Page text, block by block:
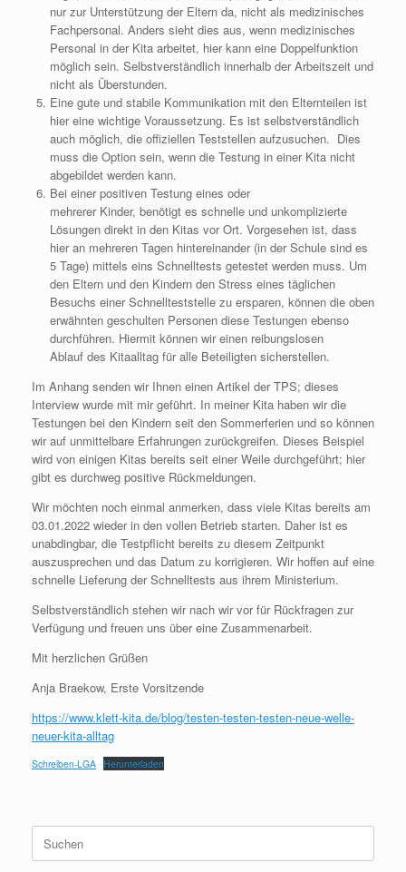
nur zur Unterstützung der Eltern da, nicht als medizinisches
Fachpersonal. Anders sieht dies aus, wenn medizinisches
Personal in der Kita arbeitet, hier kann eine Doppelfunktion
möglich sein. Selbstverständlich innerhalb der Arbeitszeit und
nicht als Überstunden.
Eine gute und stabile Kommunikation mit den Elternteilen ist
hier eine wichtige Voraussetzung. Es ist selbstverständlich
auch möglich, die offiziellen Teststellen aufzusuchen. Dies
muss die Option sein, wenn die Testung in einer Kita nicht
abgebildet werden kann.
Bei einer positiven Testung eines oder
mehrerer Kinder, benötigt es schnelle und unkomplizierte
Lösungen direkt in den Kitas vor Ort. Vorgesehen ist, dass
hier an mehreren Tagen hintereinander (in der Schule sind es
5 Tage) mittels eins Schnelltests getestet werden muss. Um
den Eltern und den Kindern den Stress eines täglichen
Besuchs einer Schnellteststelle zu ersparen, können die oben
erwähnten geschulten Personen diese Testungen ebenso
durchführen. Hiermit können wir einen reibungslosen
Ablauf des Kitaalltag für alle Beteiligten sicherstellen.
Im Anhang senden wir Ihnen einen Artikel der TPS; dieses
Interview wurde mit mir geführt. In meiner Kita haben wir die
Testungen bei den Kindern seit den Sommerferien und so können
wir auf unmittelbare Erfahrungen zurückgreifen. Dieses Beispiel
wird von einigen Kitas bereits seit einer Weile durchgeführt; hier
gibt es durchweg positive Rückmeldungen.
Wir möchten noch einmal anmerken, dass viele Kitas bereits am
03.01.2022 wieder in den vollen Betrieb starten. Daher ist es
unabdingbar, die Testpflicht bereits zu diesem Zeitpunkt
auszusprechen und das Datum zu korrigieren. Wir hoffen auf eine
schnelle Lieferung der Schnelltests aus ihrem Ministerium.
Selbstverständlich stehen wir nach wir vor für Rückfragen zur
Verfügung und freuen uns über eine Zusammenarbeit.
Mit herzlichen Grüßen
Anja Braekow, Erste Vorsitzende
https://www.klett-kita.de/blog/testen-testen-testen-neue-welle-
neuer-kita-alltag
Schreiben-LGA Herunterladen
nach: